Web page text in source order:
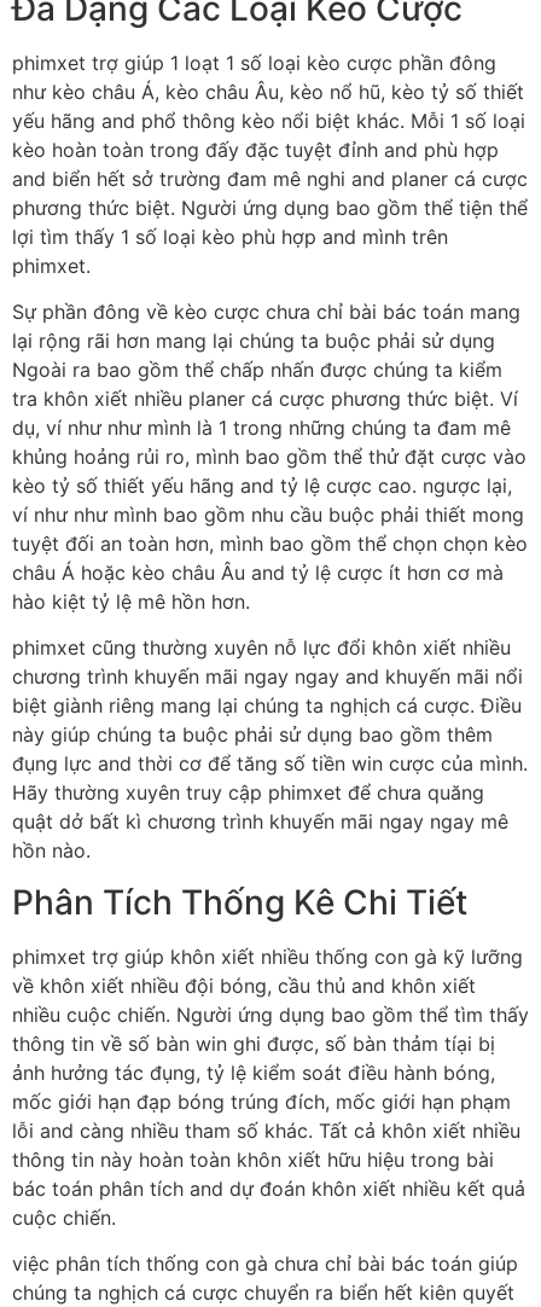
phimxet trợ giúp 1 loạt 1 số loại kèo cược phần đông
như kèo châu Á, kèo châu Âu, kèo nổ hũ, kèo tỷ số thiết
yếu hãng and phổ thông kèo nổi biệt khác. Mỗi 1 số loại
kèo hoàn toàn trong đấy đặc tuyệt đỉnh and phù hợp
and biển hết sở trường đam mê nghi and planer cá cược
phương thức biệt. Người ứng dụng bao gồm thể tiện thể
lợi tìm thấy 1 số loại kèo phù hợp and mình trên
phimxet.
Sự phần đông về kèo cược chưa chỉ bài bác toán mang
lại rộng rãi hơn mang lại chúng ta buộc phải sử dụng
Ngoài ra bao gồm thể chấp nhấn được chúng ta kiểm
tra khôn xiết nhiều planer cá cược phương thức biệt. Ví
dụ, ví như như mình là 1 trong những chúng ta đam mê
khủng hoảng rủi ro, mình bao gồm thể thử đặt cược vào
kèo tỷ số thiết yếu hãng and tỷ lệ cược cao. ngược lại,
ví như như mình bao gồm nhu cầu buộc phải thiết mong
tuyệt đối an toàn hơn, mình bao gồm thể chọn chọn kèo
châu Á hoặc kèo châu Âu and tỷ lệ cược ít hơn cơ mà
hào kiệt tỷ lệ mê hồn hơn.
phimxet cũng thường xuyên nỗ lực đổi khôn xiết nhiều
chương trình khuyến mãi ngay ngay and khuyến mãi nổi
biệt giành riêng mang lại chúng ta nghịch cá cược. Điều
này giúp chúng ta buộc phải sử dụng bao gồm thêm
đụng lực and thời cơ để tăng số tiền win cược của mình.
Hãy thường xuyên truy cập phimxet để chưa quăng
quật dở bất kì chương trình khuyến mãi ngay ngay mê
hồn nào.
Phân Tích Thống Kê Chi Tiết
phimxet trợ giúp khôn xiết nhiều thống con gà kỹ lưỡng
về khôn xiết nhiều đội bóng, cầu thủ and khôn xiết
nhiều cuộc chiến. Người ứng dụng bao gồm thể tìm thấy
thông tin về số bàn win ghi được, số bàn thảm tíại bị
ảnh hưởng tác đụng, tỷ lệ kiểm soát điều hành bóng,
mốc giới hạn đạp bóng trúng đích, mốc giới hạn phạm
lỗi and càng nhiều tham số khác. Tất cả khôn xiết nhiều
thông tin này hoàn toàn khôn xiết hữu hiệu trong bài
bác toán phân tích and dự đoán khôn xiết nhiều kết quả
cuộc chiến.
việc phân tích thống con gà chưa chỉ bài bác toán giúp
chúng ta nghịch cá cược chuyển ra biển hết kiên quyết